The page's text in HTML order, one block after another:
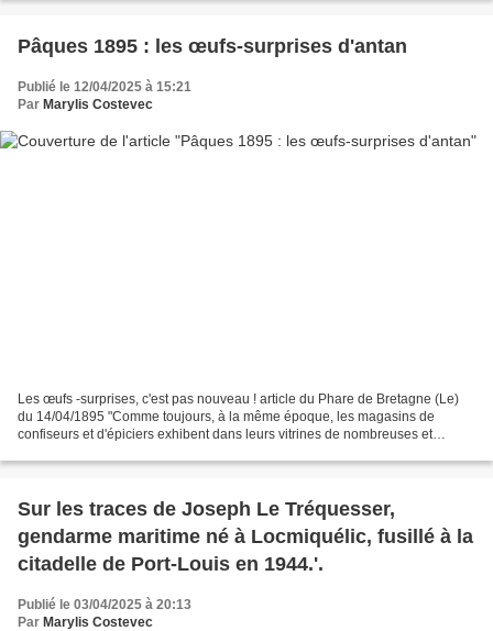
Pâques 1895 : les œufs-surprises d'antan
Publié le 12/04/2025 à 15:21
Par Marylis Costevec
Les œufs -surprises, c'est pas nouveau ! article du Phare de Bretagne (Le)
du 14/04/1895 "Comme toujours, à la même époque, les magasins de
confiseurs et d'épiciers exhibent dans leurs vitrines de nombreuses et
Sur les traces de Joseph Le Tréquesser,
gendarme maritime né à Locmiquélic, fusillé à la
citadelle de Port-Louis en 1944.'.
Publié le 03/04/2025 à 20:13
Par Marylis Costevec